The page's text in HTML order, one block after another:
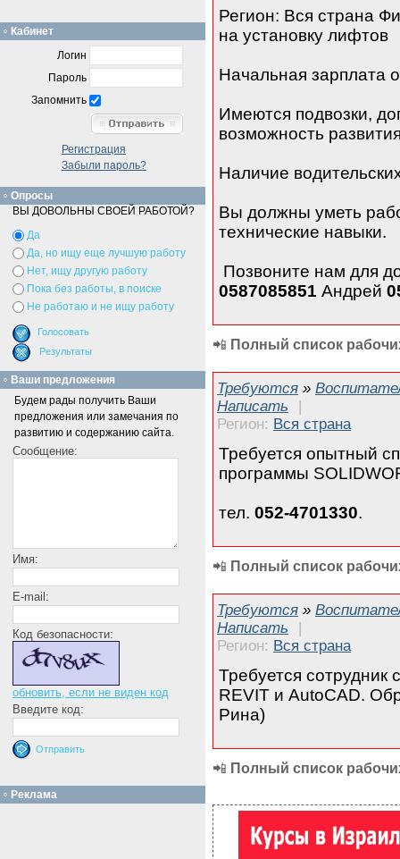
Регион: Вся страна
на установку лифтов
Начальная зарплата
Имеются подвозки,
возможность
Наличие
Вы должны уметь
технические навыки.
Позвоните нам для
0587085851 Андрей
📲 Полный список
Требуются »
Написать
|
Регион: Вся страна
Требуется опытный
программы
тел. 052-4701330.
📲 Полный список
Требуются »
Написать
|
Регион: Вся страна
Требуется
REVIT и AutoCAD.
Рина)
📲 Полный список
Кабинет
Логин
Пароль
Запомнить
Регистрация
Забыли пароль?
Опросы
ВЫ ДОВОЛЬНЫ СВОЕЙ РАБОТОЙ?
Да
Да, но ищу еще лучшую работу
Нет, ищу другую работу
Пока без работы, в поиске
Не работаю и не ищу работу
Ваши предложения
Будем рады получить Ваши
предложения или замечания по
развитию и содержанию сайта.
Сообщение:
Имя:
E-mail:
Код безопасности:
обновить, если не виден код
Введите код:
Реклама